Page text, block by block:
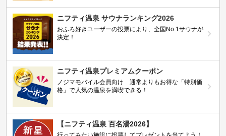
ニフティ温泉 サウナランキング2026
おふろ好きユーザーの投票により、全国No.1サウナが
決定！
ニフティ温泉プレミアムクーポン
ノジマモバイル会員向け 通常よりもお得な「特別価
格」で人気の温泉を満喫できる！
【ニフティ温泉 百名湯2026】